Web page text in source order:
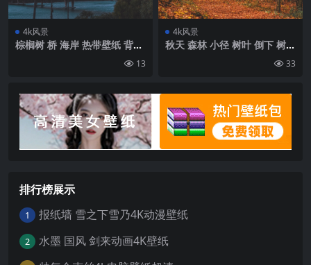
4k风景
棕榈树 桥 海岸 热带壁纸 背景
13
4k风景
秋天 森林 小径 树叶 倒下 树木
33
排行榜展示
1 报纸墙 雪之下雪乃4K动漫壁纸
2 水墨 国风 剑来动画4K壁纸